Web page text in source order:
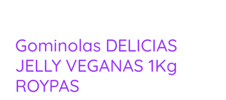
Gominolas DELICIAS
JELLY VEGANAS 1Kg
ROYPAS